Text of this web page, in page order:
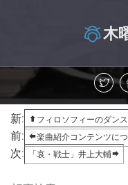
木
新: フィロソフィーのダン
前: 楽曲紹介コンテンツに
次: 「哀・戦士」井上大輔